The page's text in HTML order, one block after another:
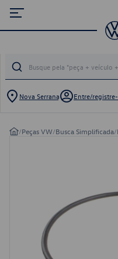
Nova Serrana Entre/
/Peças VW/Busca Simplificada/